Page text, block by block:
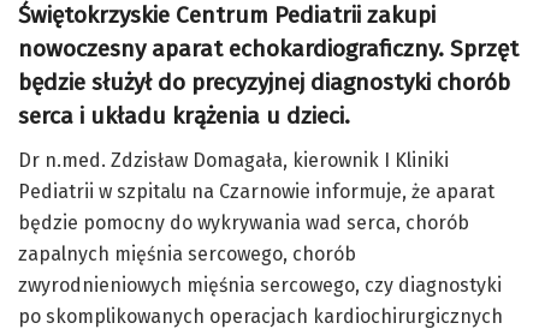
Świętokrzyskie Centrum Pediatrii zakupi
nowoczesny aparat echokardiograficzny. Sprzęt
będzie służył do precyzyjnej diagnostyki chorób
serca i układu krążenia u dzieci.
Dr n.med. Zdzisław Domagała, kierownik I Kliniki
Pediatrii w szpitalu na Czarnowie informuje, że aparat
będzie pomocny do wykrywania wad serca, chorób
zapalnych mięśnia sercowego, chorób
zwyrodnieniowych mięśnia sercowego, czy diagnostyki
po skomplikowanych operacjach kardiochirurgicznych